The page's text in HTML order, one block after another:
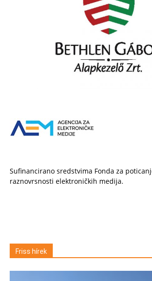
Sufinancirano sredstvima Fonda za
raznovrsnosti elektroničkih medija.
Friss hírek